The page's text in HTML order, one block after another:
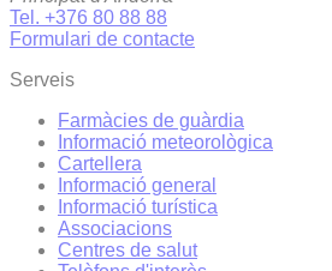
Tel. +376 80 88 88
Formulari de contacte
Serveis
Farmàcies de guàrdia
Informació meteorològica
Cartellera
Informació general
Informació turística
Associacions
Centres de salut